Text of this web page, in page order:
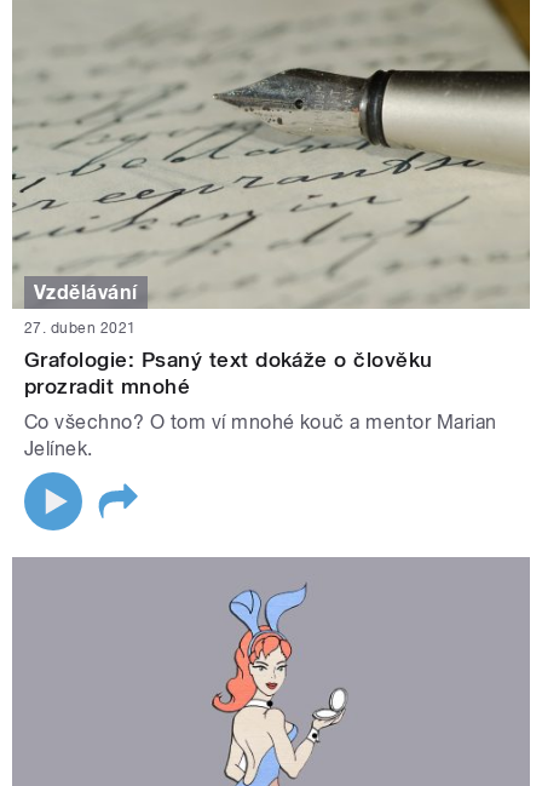
Vzdělávání
27. duben 2021
Grafologie: Psaný text dokáže o člověku
prozradit mnohé
Co všechno? O tom ví mnohé kouč a mentor Marian
Jelínek.